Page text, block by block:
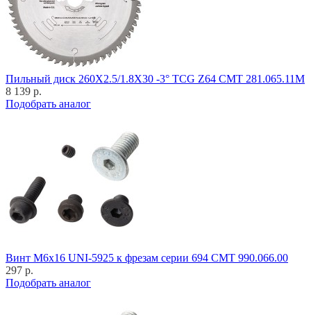
Пильный диск 260X2.5/1.8X30 -3° TCG Z64 CMT 281.065.11M
8 139 р.
Подобрать аналог
Винт M6x16 UNI-5925 к фрезам серии 694 CMT 990.066.00
297 р.
Подобрать аналог